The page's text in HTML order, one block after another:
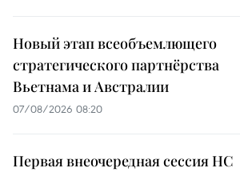
Новый этап всеобъемлющего
стратегического партнёрства
Вьетнама и Австралии
07/08/2026 08:20
Первая внеочередная сессия НС